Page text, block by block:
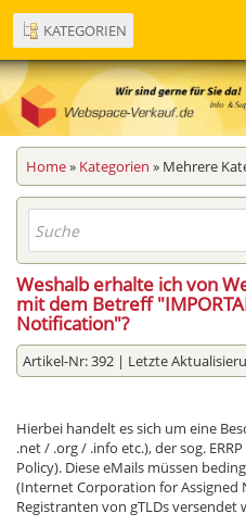
Home» Kategorien » Mehrere
Weshalb erhalte ich von
mit dem Betreff
Notification"?
Artikel-Nr: 392 | Letzte
Hierbei handelt es sich um eine
.net / .org / .info etc.), der sog.
Policy). Diese eMails müssen
(Internet Corporation for Assigned
Registranten von gTLDs versendet
KATEGORIEN